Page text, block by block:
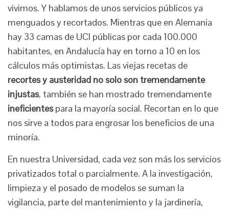
vivimos. Y hablamos de unos servicios públicos ya
menguados y recortados. Mientras que en Alemania
hay 33 camas de UCI públicas por cada 100.000
habitantes, en Andalucía hay en torno a 10 en los
cálculos más optimistas. Las viejas recetas de
recortes y austeridad no solo son tremendamente
injustas, también se han mostrado tremendamente
ineficientespara la mayoría social. Recortan en lo que
nos sirve a todos para engrosar los beneficios de una
minoría.
En nuestra Universidad, cada vez son más los servicios
privatizados total o parcialmente. A la investigación,
limpieza y el posado de modelos se suman la
vigilancia, parte del mantenimiento y la jardinería,